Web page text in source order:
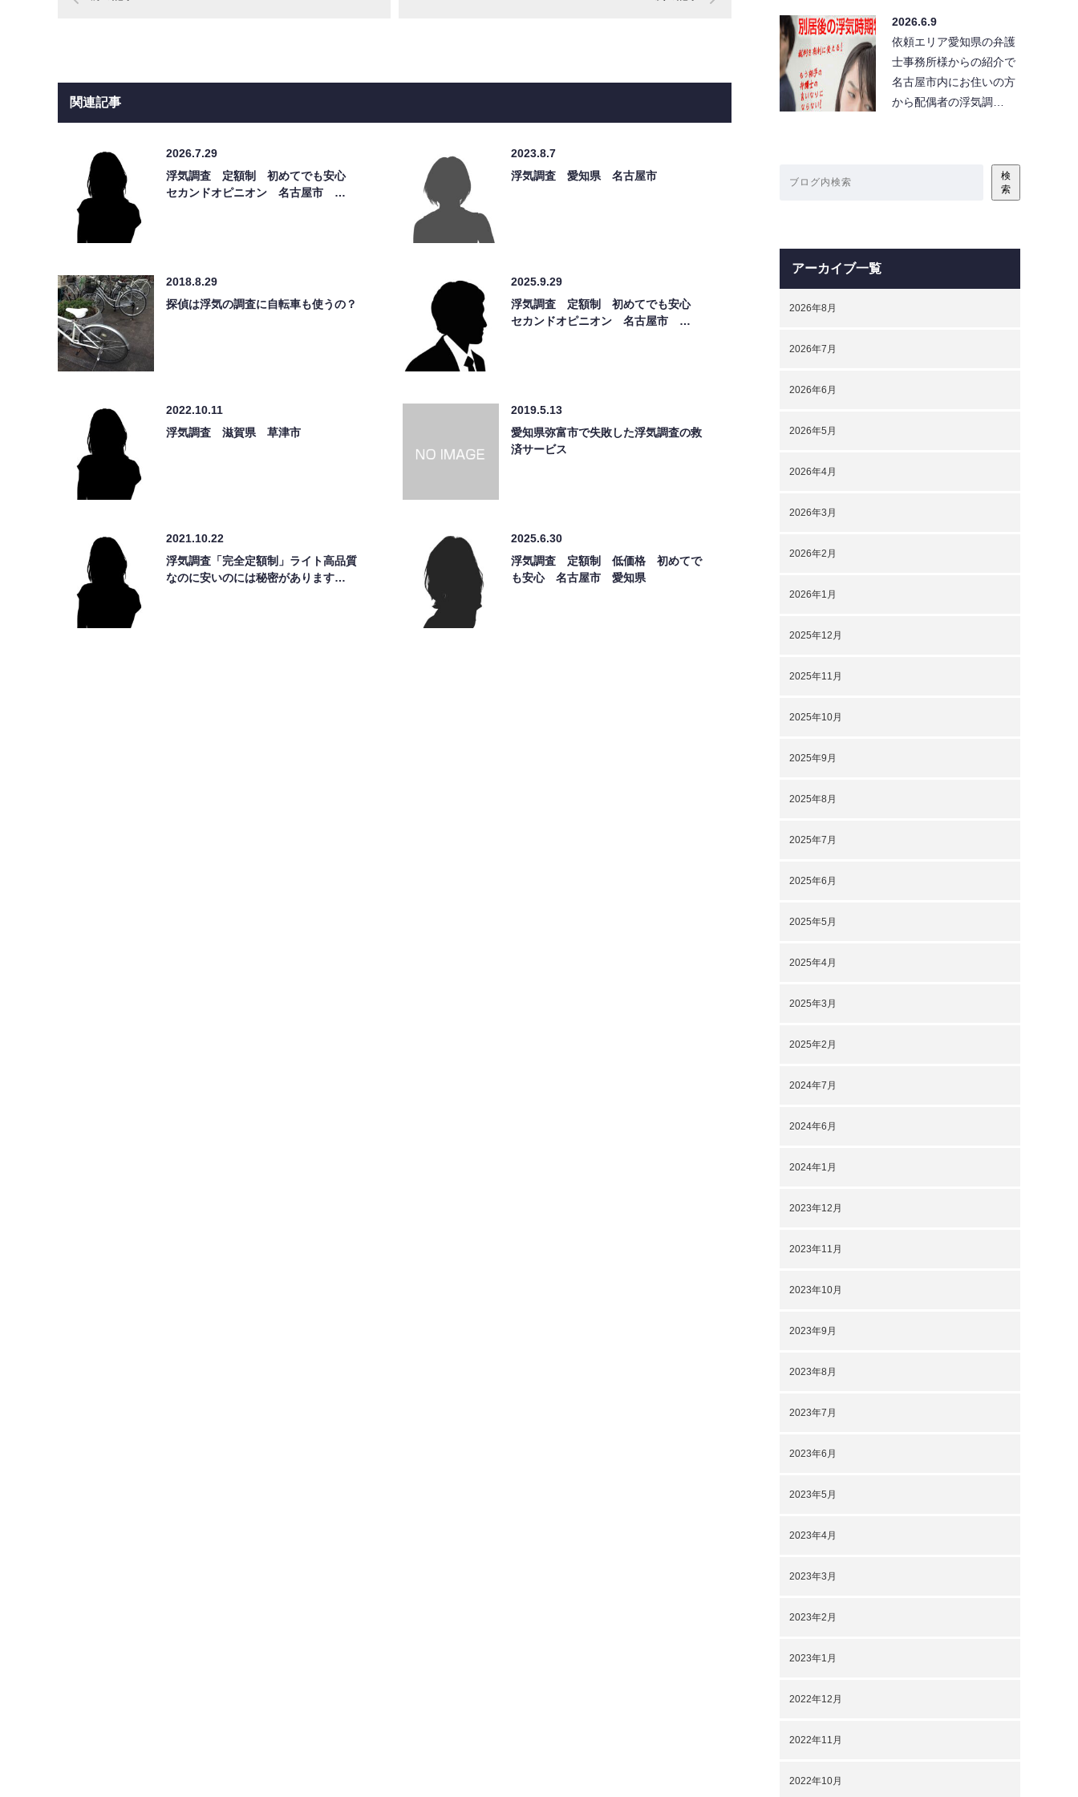
関連記事
2026.7.29
浮気調査 定額制 初めてでも安心
セカンドオピニオン 名古屋市 …
2023.8.7
浮気調査 愛知県 名古屋市
2018.8.29
探偵は浮気の調査に自転車も使うの？
2025.9.29
浮気調査 定額制 初めてでも安心
セカンドオピニオン 名古屋市 …
2022.10.11
浮気調査 滋賀県 草津市
2019.5.13
愛知県弥富市で失敗した浮気調査の救
済サービス
2021.10.22
浮気調査「完全定額制」ライト高品質
なのに安いのには秘密があります…
2025.6.30
浮気調査 定額制 低価格 初めてで
も安心 名古屋市 愛知県
2026.6.9
依頼エリア愛知県の弁護
士事務所様からの紹介で
名古屋市内にお住いの方
から配偶者の浮気調…
検
索
アーカイブ一覧
2026年8月
2026年7月
2026年6月
2026年5月
2026年4月
2026年3月
2026年2月
2026年1月
2025年12月
2025年11月
2025年10月
2025年9月
2025年8月
2025年7月
2025年6月
2025年5月
2025年4月
2025年3月
2025年2月
2024年7月
2024年6月
2024年1月
2023年12月
2023年11月
2023年10月
2023年9月
2023年8月
2023年7月
2023年6月
2023年5月
2023年4月
2023年3月
2023年2月
2023年1月
2022年12月
2022年11月
2022年10月